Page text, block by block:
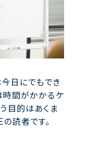
日にでもでき
時間がかかるケ
目的はあくま
読者です。